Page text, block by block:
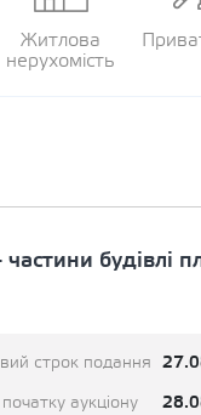
Житлова
нерухомість
частини будівлі
строк подання
аукціону